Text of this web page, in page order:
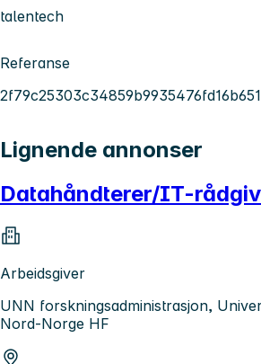
talentech
Referanse
2f79c25303c34859b9935476fd16b651
Lignende annonser
Datahåndterer/IT-
Arbeidsgiver
UNN forskningsadministrasjon,
Nord-Norge HF